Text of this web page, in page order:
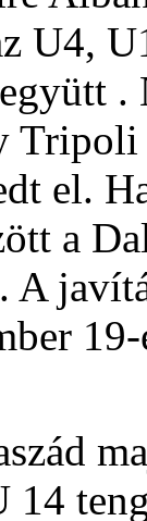
U4,
.
el.
a
A
14